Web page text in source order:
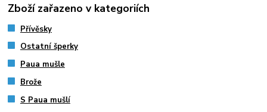
Zboží zařazeno v kategoriích
Přívěsky
Ostatní šperky
Paua mušle
Brože
S Paua mušlí